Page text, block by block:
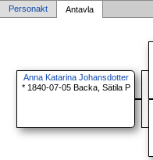
Personakt Antavla
Anna Katarina Johansdotter
* 1840-07-05 Backa, Sätila P